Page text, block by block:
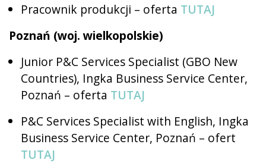
Pracownik produkcji – oferta TUTAJ
Poznań (woj. wielkopolskie)
Junior P&C Services Specialist (GBO New
Countries), Ingka Business Service Center,
Poznań – oferta TUTAJ
P&C Services Specialist with English, Ingka
Business Service Center, Poznań – ofert
TUTAJ